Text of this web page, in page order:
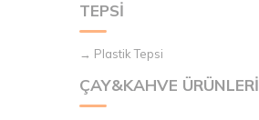
TEPSİ
→ Plastik Tepsi
ÇAY&KAHVE ÜRÜNLERİ